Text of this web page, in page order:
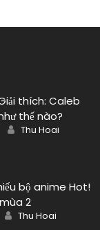
thích: Caleb
thế nào?
Author
Thu Hoai
bộ anime Hot!
2
Author
Thu Hoai